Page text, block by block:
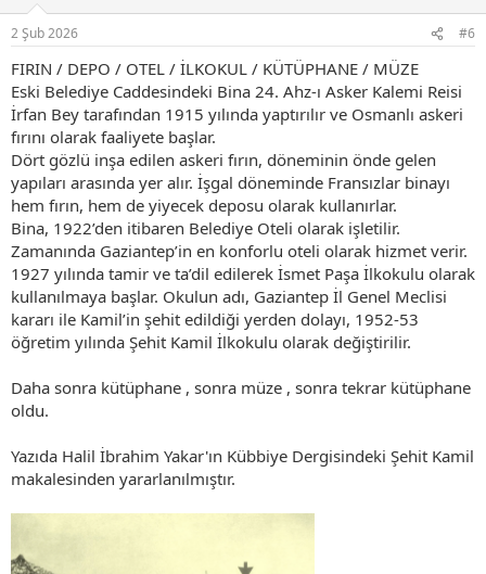
2 Şub 2026 #6
FIRIN / DEPO / OTEL / İLKOKUL / KÜTÜPHANE / MÜZE
Eski Belediye Caddesindeki Bina 24. Ahz-ı Asker Kalemi Reisi
İrfan Bey tarafından 1915 yılında yaptırılır ve Osmanlı askeri
fırını olarak faaliyete başlar.
Dört gözlü inşa edilen askeri fırın, döneminin önde gelen
yapıları arasında yer alır. İşgal döneminde Fransızlar binayı
hem fırın, hem de yiyecek deposu olarak kullanırlar.
Bina, 1922’den itibaren Belediye Oteli olarak işletilir.
Zamanında Gaziantep’in en konforlu oteli olarak hizmet verir.
1927 yılında tamir ve ta’dil edilerek İsmet Paşa İlkokulu olarak
kullanılmaya başlar. Okulun adı, Gaziantep İl Genel Meclisi
kararı ile Kamil’in şehit edildiği yerden dolayı, 1952-53
öğretim yılında Şehit Kamil İlkokulu olarak değiştirilir.
Daha sonra kütüphane , sonra müze , sonra tekrar kütüphane
oldu.
Yazıda Halil İbrahim Yakar'ın Kübbiye Dergisindeki Şehit Kamil
makalesinden yararlanılmıştır.